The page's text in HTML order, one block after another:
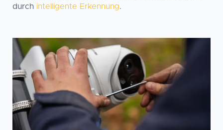
durch intelligente Erkennung.